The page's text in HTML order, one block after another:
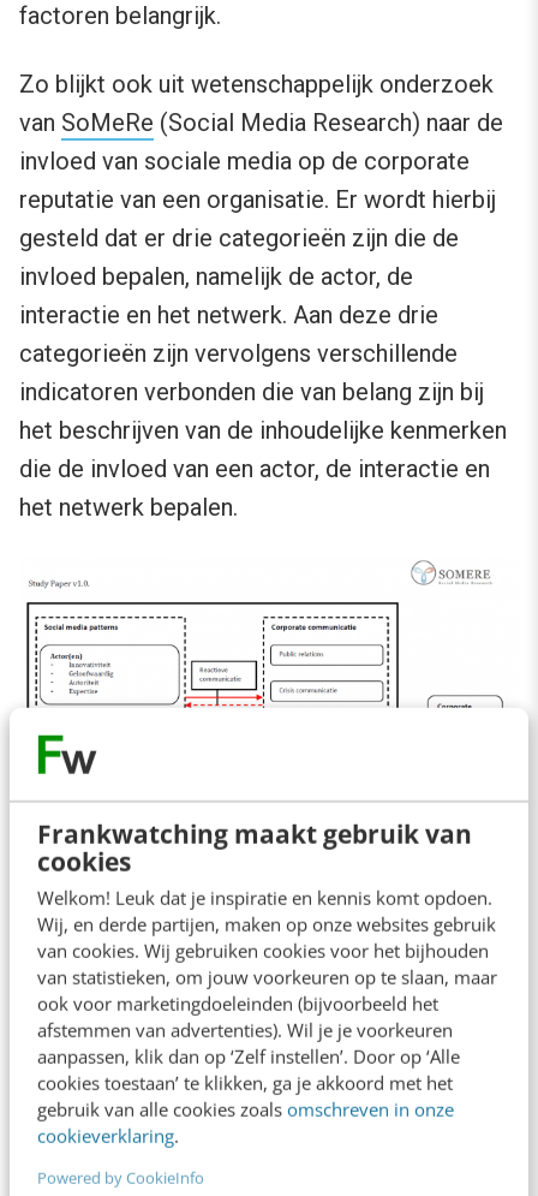
Frankwatching maakt gebruik van
cookies
Welkom! Leuk dat je inspiratie en kennis komt opdoen.
Wij, en derde partijen, maken op onze websites gebruik
van cookies. Wij gebruiken cookies voor het bijhouden
van statistieken, om jouw voorkeuren op te slaan, maar
ook voor marketingdoeleinden (bijvoorbeeld het
afstemmen van advertenties). Wil je je voorkeuren
aanpassen, klik dan op ‘Zelf instellen’. Door op ‘Alle
cookies toestaan’ te klikken, ga je akkoord met het
gebruik van alle cookies zoals omschreven in onze
cookieverklaring.
Powered by CookieInfo
factoren belangrijk.
Zo blijkt ook uit wetenschappelijk onderzoek
van SoMeRe (Social Media Research) naar de
invloed van sociale media op de corporate
reputatie van een organisatie. Er wordt hierbij
gesteld dat er drie categorieën zijn die de
invloed bepalen, namelijk de actor, de
interactie en het netwerk. Aan deze drie
categorieën zijn vervolgens verschillende
indicatoren verbonden die van belang zijn bij
het beschrijven van de inhoudelijke kenmerken
die de invloed van een actor, de interactie en
het netwerk bepalen.
Social media patterns
“Indicatoren die onder de term ‘social media
patterns’ worden genoemd, hebben een
verschillende waarde bij het bepalen van social
media-invloed. De situatie en context waarin
een boodschap wordt verkondigd, bepalen de